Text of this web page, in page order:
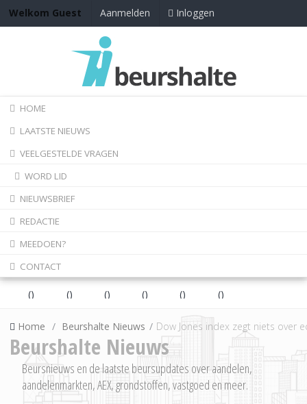
Welkom Guest Aanmelden Inloggen
HOME
LAATSTE NIEUWS
VEELGESTELDE VRAGEN
WORD LID
NIEUWSBRIEF
REDACTIE
MEEDOEN?
CONTACT
() () () () ()
Home Beurshalte Nieuws Dow Jones index zegt niets over
Beurshalte Nieuws
Beursnieuws en de laatste beursupdates over aandelen,
aandelenmarkten, AEX, grondstoffen, vastgoed en meer.